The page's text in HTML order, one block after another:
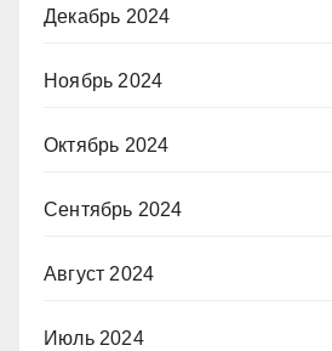
Декабрь 2024
Ноябрь 2024
Октябрь 2024
Сентябрь 2024
Август 2024
Июль 2024